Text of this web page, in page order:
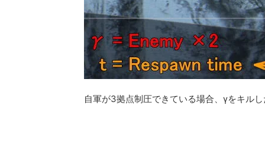
自軍が3拠点制圧できている場合、γをキル